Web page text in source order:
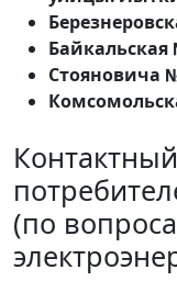
Байкальская
Стояновича
(по